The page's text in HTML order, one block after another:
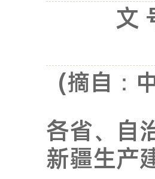
文
(摘自：
各省、自
新疆生产